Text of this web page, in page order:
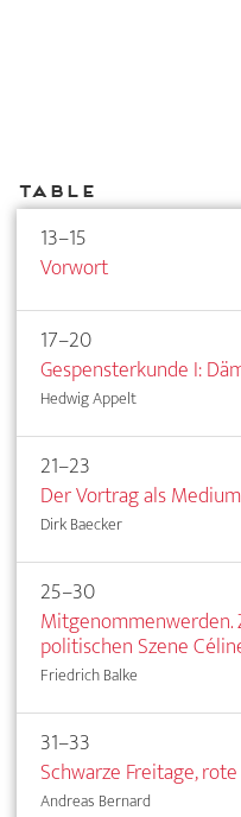
Table
13–15
Vorwort
17–20
Gespensterkunde I:
Hedwig Appelt
21–23
Der Vortrag als
Dirk Baecker
25–30
Mitgenommenwerden.
politischen Szene
Friedrich Balke
31–33
Schwarze Freitage,
Andreas Bernard